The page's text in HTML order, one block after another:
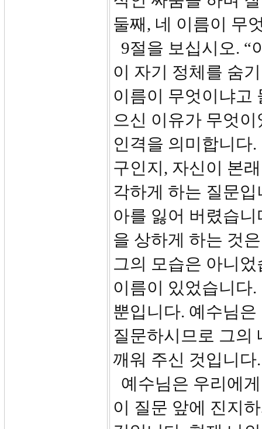
둘째, 네 이름이 무
9절을 보십시오. “
이 자기 정체를 숨
이름이 무엇이냐고
으신 이유가 무엇
인격을 의미합니다
구인지, 자신이 본
각하게 하는 질문
아를 잃어 버렸습
을 상하게 하는 것
그의 모습은 아니
이름이 있었습니다
뿐입니다. 예수님
질문하시므로 그의
깨워 주신 것입니다.
예수님은 우리에
이 질문 앞에 진지